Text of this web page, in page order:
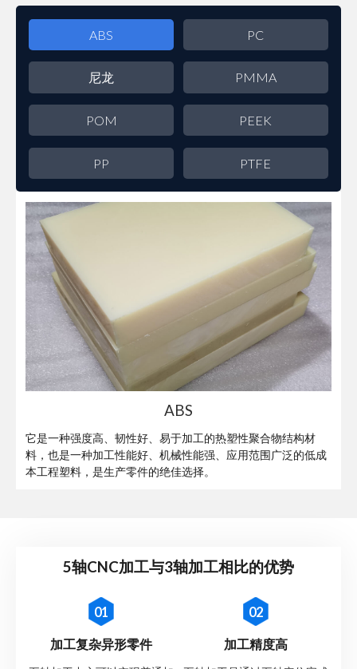
ABS PC
尼龙 PMMA
POM PEEK
PP PTFE
ABS
它是一种强度高、韧性好、易于加工的热塑性聚合物结构材
料，也是一种加工性能好、机械性能强、应用范围广泛的低成
本工程塑料，是生产零件的绝佳选择。
5轴CNC加工与3轴加工相比的优势
01
加工复杂异形零件
02
加工精度高